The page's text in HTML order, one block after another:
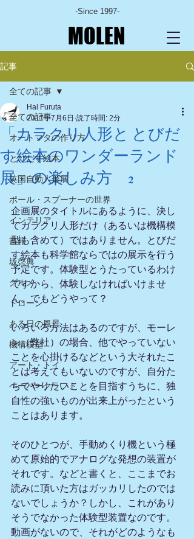
-Since 1997-
MOLEN
記事
全ての記事
オートマタの作り方
とびだす絵本
英国自動人形展
ポール・スプーナーの世界
インテリア
書籍
坂啓典
グルメ
ドローン
ある日の風景
機構模型
アート・トイ
ペーパークラフト
全ての記事
「カラクリ人形と とびだ
す絵本のワンダーランド
展」の楽しみ方 2
Hal Furuta
2017年7月6日 読了時間: 2分
企画展のタイトルにあるように、決し
てカラクリ人形だけ（あるいは機構模
型も含めて）ではありません。とびだ
す絵本も科学館ならではの展示を行う
予定です。体験型とうたっているわけ
ですから、体験しなければいけませ
ん。でもどうやって？
いろいろ方法はあるのですが、モーレ
ン（弊社）の場合、他でやっていない
ことを心掛けるなどという大それたこ
とは考えてもいないのですが、自分た
ちでやりたいことを目指すうちに、独
自性の強いものが出来上がったという
ことはあります。
そのひとつが、手動めくり機という極
めて原始的でアナログな発想の装置が
それです。などと書くと、ここまでお
読みに頂いた方はガッカリしたのでは
ないでしょうか？しかし、これがあり
そうでなかった体験型装置なのです。
動画がないので、それがどのようなも